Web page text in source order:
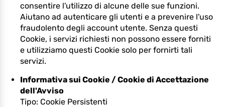
consentire l'utilizzo di alcune delle sue funzioni.
Aiutano ad autenticare gli utenti e a prevenire l'uso
fraudolento degli account utente. Senza questi
Cookie, i servizi richiesti non possono essere forniti
e utilizziamo questi Cookie solo per fornirti tali
servizi.
Informativa sui Cookie / Cookie di Accettazione
dell'Avviso
Tipo: Cookie Persistenti